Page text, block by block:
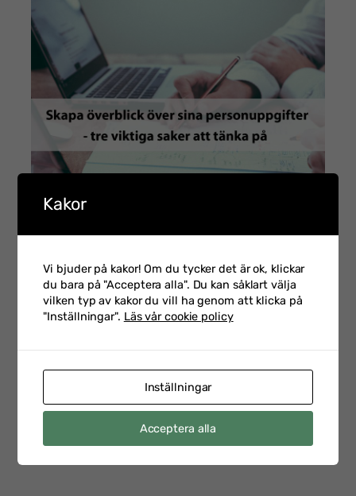
Möt Anana Postoaca,
Polismyndigheten – en av
våra talare på IT-rättsforum
2026-
Kakor
Vi bjuder på kakor! Om du tycker det är ok, klickar
du bara på "Acceptera alla". Du kan såklart välja
vilken typ av kakor du vill ha genom att klicka på
"Inställningar". Läs vår cookie policy
Inställningar
Acceptera alla